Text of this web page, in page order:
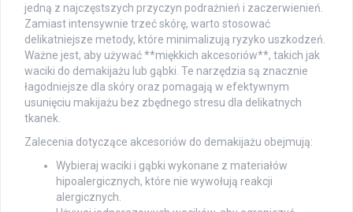
jedną z najczęstszych przyczyn podrażnień i zaczerwienień.
Zamiast intensywnie trzeć skórę, warto stosować
delikatniejsze metody, które minimalizują ryzyko uszkodzeń.
Ważne jest, aby używać **miękkich akcesoriów**, takich jak
waciki do demakijażu lub gąbki. Te narzędzia są znacznie
łagodniejsze dla skóry oraz pomagają w efektywnym
usunięciu makijażu bez zbędnego stresu dla delikatnych
tkanek.
Zalecenia dotyczące akcesoriów do demakijażu obejmują:
Wybieraj waciki i gąbki wykonane z materiałów
hipoalergicznych, które nie wywołują reakcji
alergicznych.